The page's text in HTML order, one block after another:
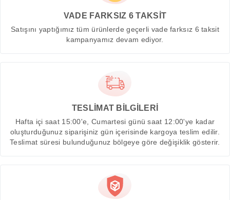
VADE FARKSIZ 6 TAKSİT
Satışını yaptığımız tüm ürünlerde geçerli vade farksız 6 taksit
kampanyamız devam ediyor.
TESLİMAT BİLGİLERİ
Hafta içi saat 15:00'e, Cumartesi günü saat 12:00'ye kadar
oluşturduğunuz siparişiniz gün içerisinde kargoya teslim edilir.
Teslimat süresi bulunduğunuz bölgeye göre değişiklik gösterir.